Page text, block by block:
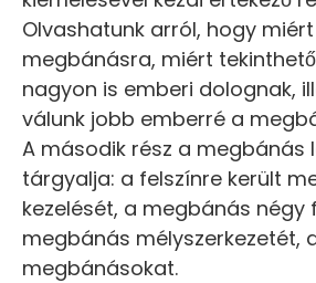
Olvashatunk arról, hogy
megbánásra, miért
nagyon is emberi dolognak,
válunk jobb emberré a
A második rész a megbánás
tárgyalja: a felszínre került
kezelését, a megbánás négy
megbánás mélyszerkezetét,
megbánásokat.